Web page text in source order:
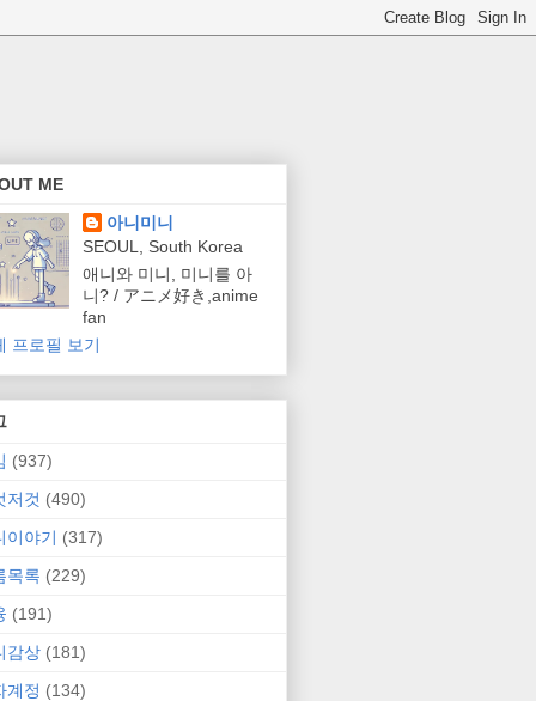
ME
아니미니
SEOUL, South Korea
애니와 미니, 미니를 아
니? / アニメ好き,anime
fan
프로필 보기
(937)
저것 (490)
이야기 (317)
목록 (229)
(191)
감상 (181)
계정 (134)